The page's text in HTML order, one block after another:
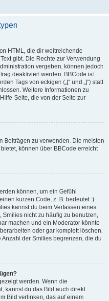
HTML, die dir weitreichende
gibt. Die Rechte zur Verwendung
vergeben, können jedoch
deaktiviert werden. BBCode ist
Tags von eckigen („[“ und „]“) statt
Weitere Informationen zu
Seite, die von der Seite zur
Beiträgen zu verwenden. Die meisten
können über BBCode erreicht
können, um ein Gefühl
kurzen Code, z. B. bedeutet :)
kannst du beim Verfassen eines
Smilies nicht zu häufig zu benutzen,
machen und ein Moderator könnte
oder gar komplett löschen.
der Smilies begrenzen, die du
werden. Wenn die
kannst du das Bild auch direkt
Bild verlinken, das auf einem